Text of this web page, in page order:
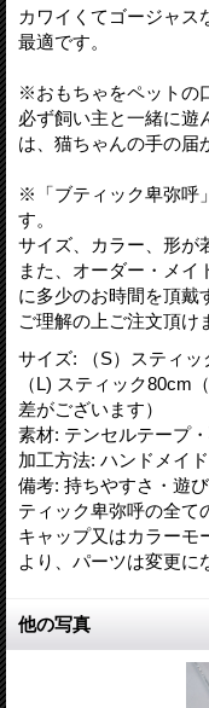
カワイくてゴージャス
最適です。
※おもちゃをペットの
必ず飼い主と一緒に遊
は、猫ちゃんの手の届
※「ブティック卑弥呼
す。
サイズ、カラー、形が
また、オーダー・メ
に多少のお時間を頂戴
ご理解の上ご注文頂け
サイズ:
（S）ステ
（L) スティック80cm
差がございます）
素材: テンセルテープ
加工方法: ハンドメイド
備考: 持ちやすさ・遊
ティック卑弥呼の全て
キャップ又はカラー
より、パーツは変更に
他の写真